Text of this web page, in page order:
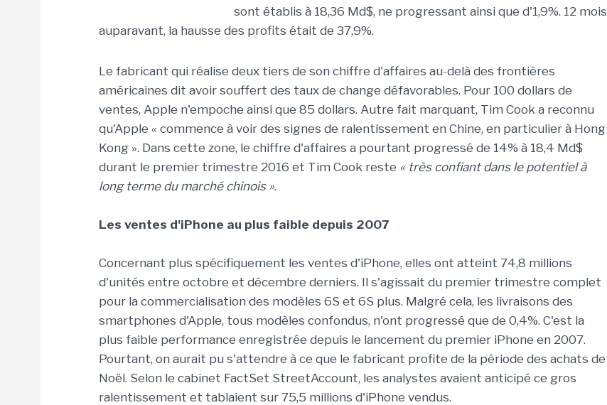
sont établis à 18,36 Md$, ne progressant ainsi que d'1,9%. 12 mois
auparavant, la hausse des profits était de 37,9%.
Le fabricant qui réalise deux tiers de son chiffre d'affaires au-delà des frontières
américaines dit avoir souffert des taux de change défavorables. Pour 100 dollars de
ventes, Apple n'empoche ainsi que 85 dollars. Autre fait marquant, Tim Cook a reconnu
qu'Apple « commence à voir des signes de ralentissement en Chine, en particulier à Hong
Kong ». Dans cette zone, le chiffre d'affaires a pourtant progressé de 14% à 18,4 Md$
durant le premier trimestre 2016 et Tim Cook reste « très confiant dans le potentiel à
long terme du marché chinois ».
Les ventes d'iPhone au plus faible depuis 2007
Concernant plus spécifiquement les ventes d'iPhone, elles ont atteint 74,8 millions
d'unités entre octobre et décembre derniers. Il s'agissait du premier trimestre complet
pour la commercialisation des modèles 6S et 6S plus. Malgré cela, les livraisons des
smartphones d'Apple, tous modèles confondus, n'ont progressé que de 0,4%. C'est la
plus faible performance enregistrée depuis le lancement du premier iPhone en 2007.
Pourtant, on aurait pu s'attendre à ce que le fabricant profite de la période des achats de
Noël. Selon le cabinet FactSet StreetAccount, les analystes avaient anticipé ce gros
ralentissement et tablaient sur 75,5 millions d'iPhone vendus.